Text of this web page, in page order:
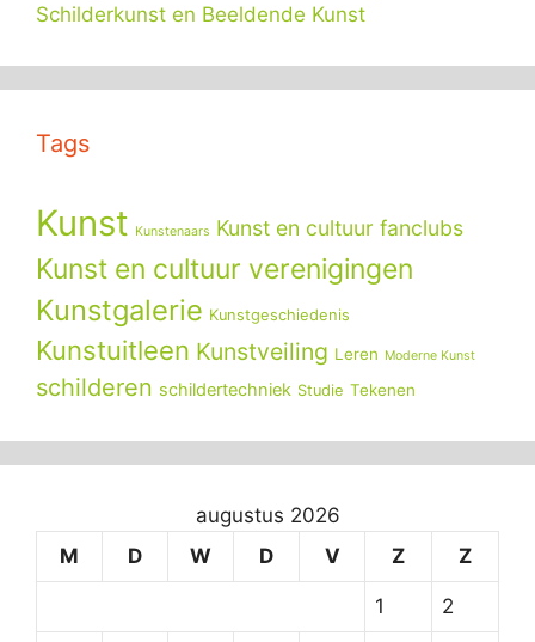
Schilderkunst en Beeldende Kunst
Tags
Kunst Kunstenaars Kunst en cultuur fanclubs
Kunst en cultuur verenigingen
Kunstgalerie Kunstgeschiedenis
Kunstuitleen Kunstveiling Leren Moderne Kunst
schilderen schildertechniek Studie Tekenen
augustus 2026
M
D W D V Z Z
1 2